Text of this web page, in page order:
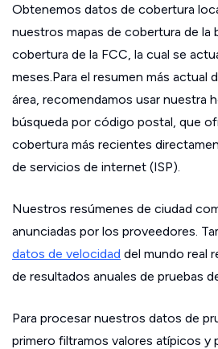
Obtenemos datos de cobertura
nuestros mapas de cobertura de la
cobertura de la FCC, la cual se
meses.Para el resumen más actual
área, recomendamos usar nuestra
búsqueda por código postal, que
cobertura más recientes
de servicios de internet (ISP).
Nuestros resúmenes de ciudad
anunciadas por los proveedores.
datos de velocidad del mundo real
de resultados anuales de pruebas
Para procesar nuestros datos de
primero filtramos valores atípicos y